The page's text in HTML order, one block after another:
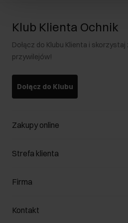
Klub Klienta Ochnik
Dołącz do Klubu Klienta i
przywilejów!
Dołącz do Klubu
Zakupy online
Zarządzaj cookies
Formy płatności
Jak dokonać zwrotu?
Strefa klienta
Klub Klienta
Zwróć produkty
Firma
O nas
Kontakt